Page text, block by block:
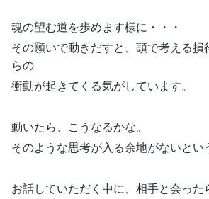
魂の望む道を歩めます様に・・・
その願いで動きだすと、頭で考える
らの
衝動が起きてくる気がしています。
動いたら、こうなるかな。
そのような思考が入る余地がないとい
お話していただく中に、相手と会った